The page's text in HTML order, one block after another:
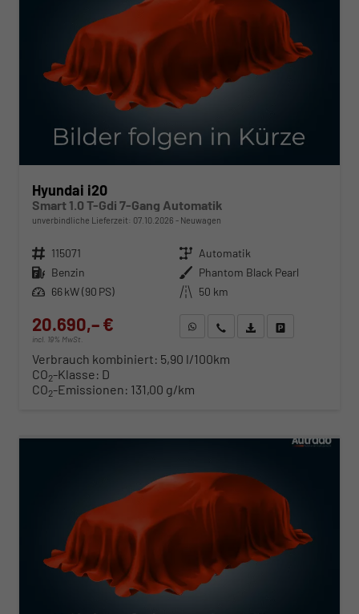
Hyundai i20
Smart 1.0 T-Gdi 7-Gang Automatik
unverbindliche Lieferzeit: 07.10.2026 Neuwagen
Fahrzeugnr. 115071 Getriebe Automatik
Kraftstoff Benzin Außenfarbe Phantom Black Pearl
Leistung 66 kW (90 PS) Kilometerstand 50 km
20.690,– €
incl. 19% MwSt.
WhatsApp anfragen
Wir rufen Sie anFahrzeugexposé (PDF)
Verbrauch kombiniert: 5,90 l/100km
CO2-Klasse: D
CO2-Emissionen: 131,00 g/km